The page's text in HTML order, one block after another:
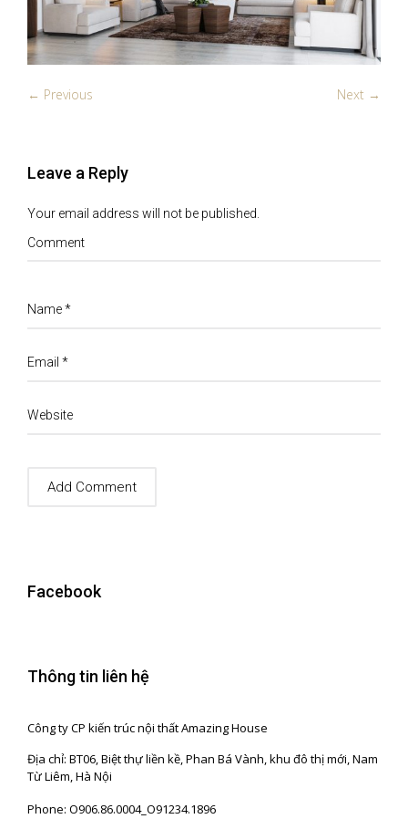
← Previous Next →
Leave a Reply
Your email address will not be published.
Comment
Name*
Email *
Website
Facebook
Thông tin liên hệ
Công ty CP kiến trúc nội thất Amazing House
Địa chỉ: BT06, Biệt thự liền kề, Phan Bá Vành, khu đô thị mới, Nam
Từ Liêm, Hà Nội
Phone: O906.86.0004_O91234.1896